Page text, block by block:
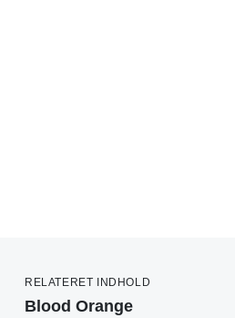
RELATERET INDHOLD
Blood Orange